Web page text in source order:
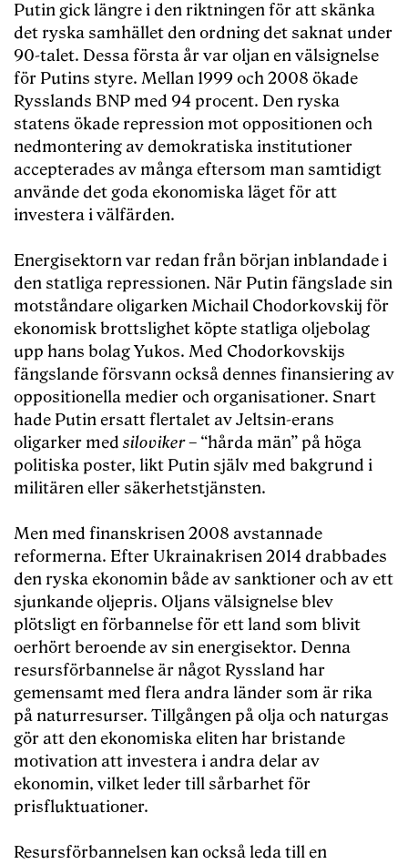
Putin gick längre i den riktningen för att skänka
det ryska samhället den ordning det saknat under
90-talet. Dessa första år var oljan en välsignelse
för Putins styre. Mellan 1999 och 2008 ökade
Rysslands BNP med 94 procent. Den ryska
statens ökade repression mot oppositionen och
nedmontering av demokratiska institutioner
accepterades av många eftersom man samtidigt
använde det goda ekonomiska läget för att
investera i välfärden.
Energisektorn var redan från början inblandade i
den statliga repressionen. När Putin fängslade sin
motståndare oligarken Michail Chodorkovskij för
ekonomisk brottslighet köpte statliga oljebolag
upp hans bolag Yukos. Med Chodorkovskijs
fängslande försvann också dennes finansiering av
oppositionella medier och organisationer. Snart
hade Putin ersatt flertalet av Jeltsin-erans
oligarker medsiloviker– “hårda män” på höga
politiska poster, likt Putin själv med bakgrund i
militären eller säkerhetstjänsten.
Men med finanskrisen 2008 avstannade
reformerna. Efter Ukrainakrisen 2014 drabbades
den ryska ekonomin både av sanktioner och av ett
sjunkande oljepris. Oljans välsignelse blev
plötsligt en förbannelse för ett land som blivit
oerhört beroende av sin energisektor. Denna
resursförbannelse är något Ryssland har
gemensamt med flera andra länder som är rika
på naturresurser. Tillgången på olja och naturgas
gör att den ekonomiska eliten har bristande
motivation att investera i andra delar av
ekonomin, vilket leder till sårbarhet för
prisfluktuationer.
Resursförbannelsen kan också leda till en